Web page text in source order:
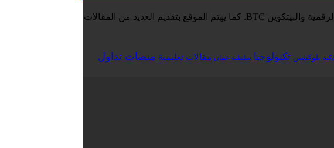
موقع تقني نت – Tekany Net : هو أحد أفضل مواقع أخبار العملات الرقمية والبيتكوين ، والافضل في مجال تعليم العملات الرقمية والبيتكوين BTC. كما يهتم الموقع بتقديم العديد من المقالات
بلوكشين تكنولوجيا سلطنة عمان مقالات تعليمية منصات تداول